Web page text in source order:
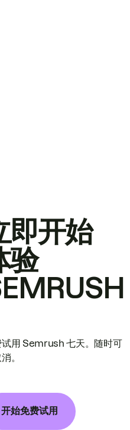
即开始
验
试用 Semrush 七天。随时可
。
开始免费试用